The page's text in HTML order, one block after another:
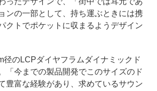
ンの一部として、持ち運ぶときには携
クトでポケットに収まるようデザイン
径のLCPダイヤフラムダイナミックド
「今までの製品開発でこのサイズのド
豊富な経験があり、求めているサウン